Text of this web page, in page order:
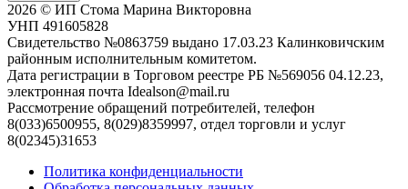
2026 © ИП Стома Марина Викторовна
УНП 491605828
Свидетельство №0863759 выдано 17.03.23 Калинковичским
районным исполнительным комитетом.
Дата регистрации в Торговом реестре РБ №569056 04.12.23,
электронная почта Idealson@mail.ru
Рассмотрение обращений потребителей, телефон
8(033)6500955, 8(029)8359997, отдел торговли и услуг
8(02345)31653
Политика конфиденциальности